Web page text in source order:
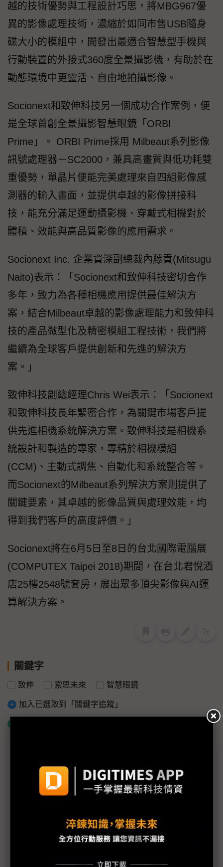
越的技術優勢與工程設計巧思，將MBG967優
異的影像處理技術，濃縮於如同市售USB隨身
碟大小的模組中，開發出最適合智慧型手機與
行動裝置的外接式360度全景攝影機，有助於在
動態環境中更靈活、自由地拍攝影像。
Socionext和致伸科技另一個成功合作案例，便
是全球首創全景攝影智慧眼鏡「ORBI
Prime」。 ORBI Prime採用 Milbeaut系列影像
訊號處理器－SC2000，兼具高畫質與低功耗雙
重優勢，單晶片便能完美處理來自四組影像感
測器的輸入畫面，並提供卓越的影像拼接科
技，能充分滿足運動攝影機、穿戴式相機對於
體積、效能與高品質影像的應用需求。
Socionext Inc. 企業資深副總裁內藤貢(Mitsugu
Naito)表示：「Socionext和致伸科技密切合作
多年，致力為各種相機應用提供最佳解決方
案，結合Milbeaut卓越的影像處理能力和致伸科
技的產品微型化及精密模組工程技術，我們將
繼續為全球客戶提供創新和先進的解決方
案。」
致伸科技副總經理Chris Wei表示：「Socionext
和致伸科技長年緊密合作，為關鍵市場客戶提
供先進相機系統解決方案。致伸科技是相機系
統設計和製造的專家，專精於相機模組
(CCM)、主動式調焦、自動化和系統整合等。
而Socionext的Milbeaut系列解決方案則提供了
關鍵要素，其卓越的影像品質與處理效能，均
得到我們客戶的高度評價。」
Socionext將在6月5日至8日的台北國際電腦展
(COMPUTEX Taipei 2018)期間，在台北君悅酒
店25樓2548號套房，展出眾多頂尖影像與AI運
算解決方案。
關鍵字
致伸 索思未來 智慧眼鏡
加入已選取到「關鍵字追蹤」
亞源參與COMPUTEX 2018 多元化電源產品獲好評
威聯通推出TVS-951X多媒體10GBASE-T NAS
ZOTAC CUP MASTERS 亞洲區決賽冠軍出爐